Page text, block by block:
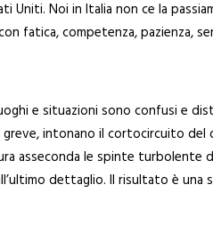
Noi in Italia non ce la
fatica, competenza, pazienza,
e situazioni sono confusi e
intonano il cortocircuito del
asseconda le spinte turbolente
dettaglio. Il risultato è